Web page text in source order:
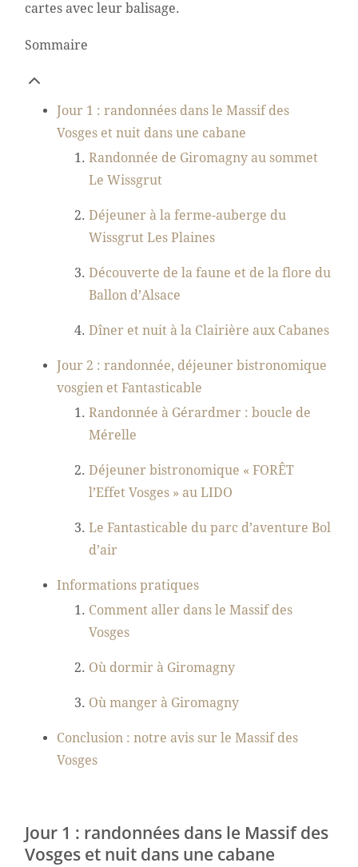
cartes avec leur balisage.
Sommaire
Jour 1 : randonnées dans le Massif des
Vosges et nuit dans une cabane
Randonnée de Giromagny au sommet
Le Wissgrut
Déjeuner à la ferme-auberge du
Wissgrut Les Plaines
Découverte de la faune et de la flore du
Ballon d’Alsace
Dîner et nuit à la Clairière aux Cabanes
Jour 2 : randonnée, déjeuner bistronomique
vosgien et Fantasticable
Randonnée à Gérardmer : boucle de
Mérelle
Déjeuner bistronomique « FORÊT
l’Effet Vosges » au LIDO
Le Fantasticable du parc d’aventure Bol
d’air
Informations pratiques
Comment aller dans le Massif des
Vosges
Où dormir à Giromagny
Où manger à Giromagny
Conclusion : notre avis sur le Massif des
Vosges
Jour 1 : randonnées dans le Massif des
Vosges et nuit dans une cabane